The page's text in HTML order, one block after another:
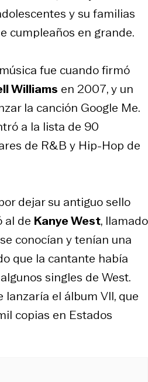
y su familias
cumpleaños en grande.
fue cuando firmó
Williams en 2007, y un
la canción Google Me.
a la lista de 90
de R&B y Hip-Hop de
dejar su antiguo sello
al de Kanye West, llamado
conocían y tenían una
que la cantante había
singles de West.
lanzaría el álbum VII, que
copias en Estados